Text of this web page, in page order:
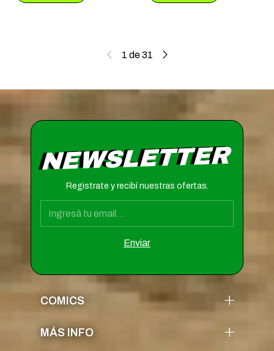
1 de 31
NEWSLETTER
Registrate y recibí nuestras ofertas.
COMICS
MÁS INFO